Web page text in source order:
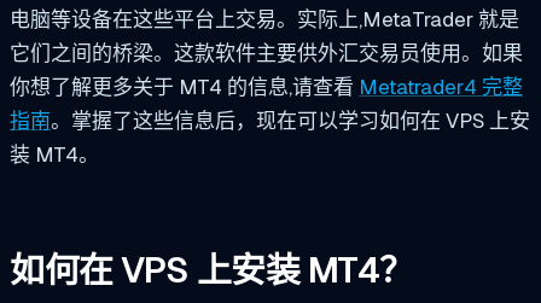
电脑等设备在这些平台上交易。实际上,MetaTrader 就是
它们之间的桥梁。这款软件主要供外汇交易员使用。如果
你想了解更多关于 MT4 的信息,请查看 Metatrader4 完整
指南。掌握了这些信息后，现在可以学习如何在 VPS 上安
装 MT4。
如何在 VPS 上安装 MT4？